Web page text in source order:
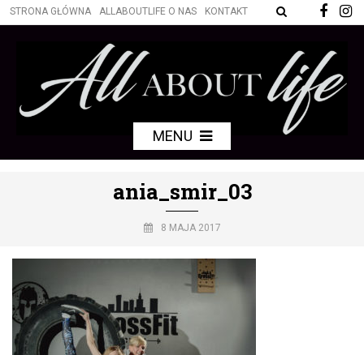
STRONA GŁÓWNA ALLABOUTLIFE O NAS KONTAKT
MENU
ania_smir_03
8 MAJA 2017